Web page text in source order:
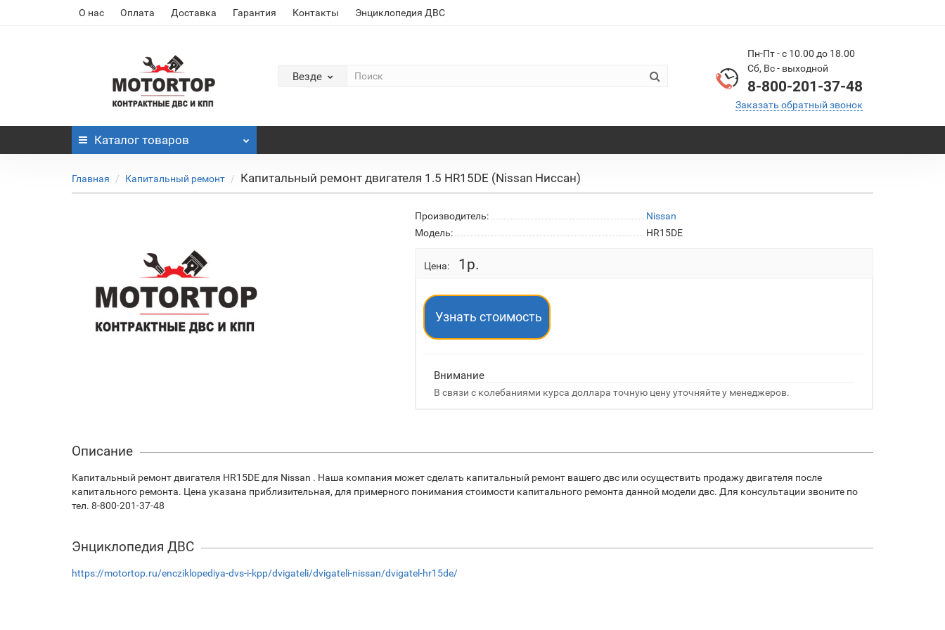
О нас Оплата Доставка Гарантия Контакты Энциклопедия ДВС
Везде
Пн-Пт - с 10.00 до 18.00
Сб, Вс - выходной
8-800-201-37-48
Заказать обратный звонок
Каталог товаров
Главная Капитальный ремонт Капитальный ремонт двигателя 1.5 HR15DE (Nissan Ниссан)
Производитель:
Nissan
Модель:
HR15DE
Цена: 1р.
Узнать стоимость
Внимание
В связи с колебаниями курса доллара точную цену уточняйте у менеджеров.
Описание
Капитальный ремонт двигателя HR15DE для Nissan . Наша компания может сделать капитальный ремонт вашего двс или осуществить продажу двигателя после
капитального ремонта. Цена указана приблизительная, для примерного понимания стоимости капитального ремонта данной модели двс. Для консультации звоните по
тел. 8-800-201-37-48
Энциклопедия ДВС
https://motortop.ru/encziklopediya-dvs-i-kpp/dvigateli/dvigateli-nissan/dvigatel-hr15de/